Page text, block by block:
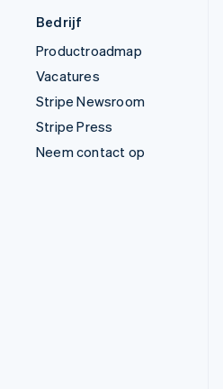
Bedrijf
Productroadmap
Vacatures
Stripe Newsroom
Stripe Press
Neem contact op